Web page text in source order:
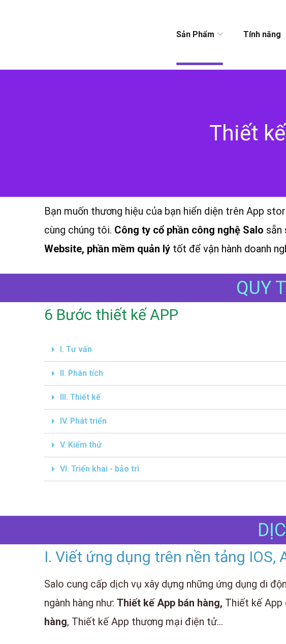
Sản Phẩm Tính năng
Thiết
Bạn muốn thương hiệu của bạn hiển diện trên App
cùng chúng tôi. Công ty cổ phần công nghệ Salo sẵn
Website, phần mềm quản lý tốt để vận hành doanh
QUY
6 Bước thiết kế APP
I. Tư vấn
II. Phân tích
III. Thiết kế
IV. Phát triển
V. Kiểm thử
VI. Triển khai - bảo trì
I. Viết ứng dụng trên nền tảng IOS,
Salo cung cấp dịch vụ xây dựng những ứng dụng di
ngành hàng như: Thiết kế App bán hàng, Thiết kế App
hàng, Thiết kế App thương mại điện tử…